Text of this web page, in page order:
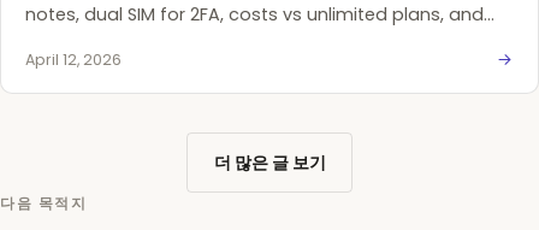
notes, dual SIM for 2FA, costs vs unlimited plans, and
April 12, 2026
더 많은 글 보기
다음 목적지